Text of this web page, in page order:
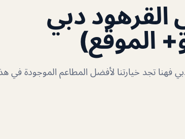
دبي
الموقع)
تجد خيارتنا لأفضل المطاعم الموجودة في